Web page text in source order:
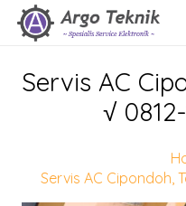
Servis AC
√
Servis AC Cipondoh,